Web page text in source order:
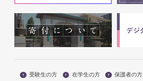
受験生の方 在学生の方 保護者の方